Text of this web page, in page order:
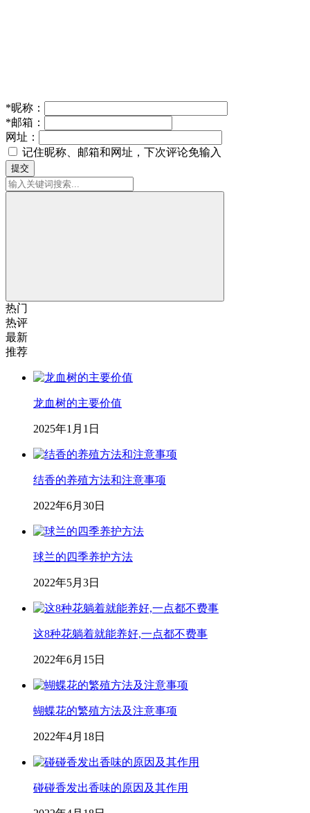
*昵称：
*邮箱：
网址：
记住昵称、邮箱和网址，下次评论免输入
提交
热门
热评
最新
推荐
龙血树的主要价值
2025年1月1日
结香的养殖方法和注意事项
2022年6月30日
球兰的四季养护方法
2022年5月3日
这8种花躺着就能养好,一点都不费事
2022年6月15日
蝴蝶花的繁殖方法及注意事项
2022年4月18日
碰碰香发出香味的原因及其作用